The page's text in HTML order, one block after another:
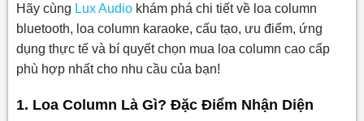
Hãy cùng Lux Audiokhám phá chi tiết về loa column
bluetooth, loa column karaoke, cấu tạo, ưu điểm, ứng
dụng thực tế và bí quyết chọn mua loa column cao cấp
phù hợp nhất cho nhu cầu của bạn!
1. Loa Column Là Gì? Đặc Điểm Nhận Diện